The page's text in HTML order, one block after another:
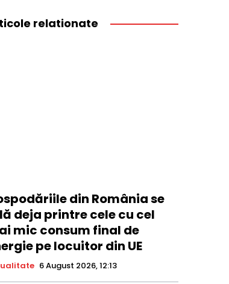
relationate
din România se
deja printre cele cu cel
mic consum final de
pe locuitor din UE
6 August 2026, 12:13